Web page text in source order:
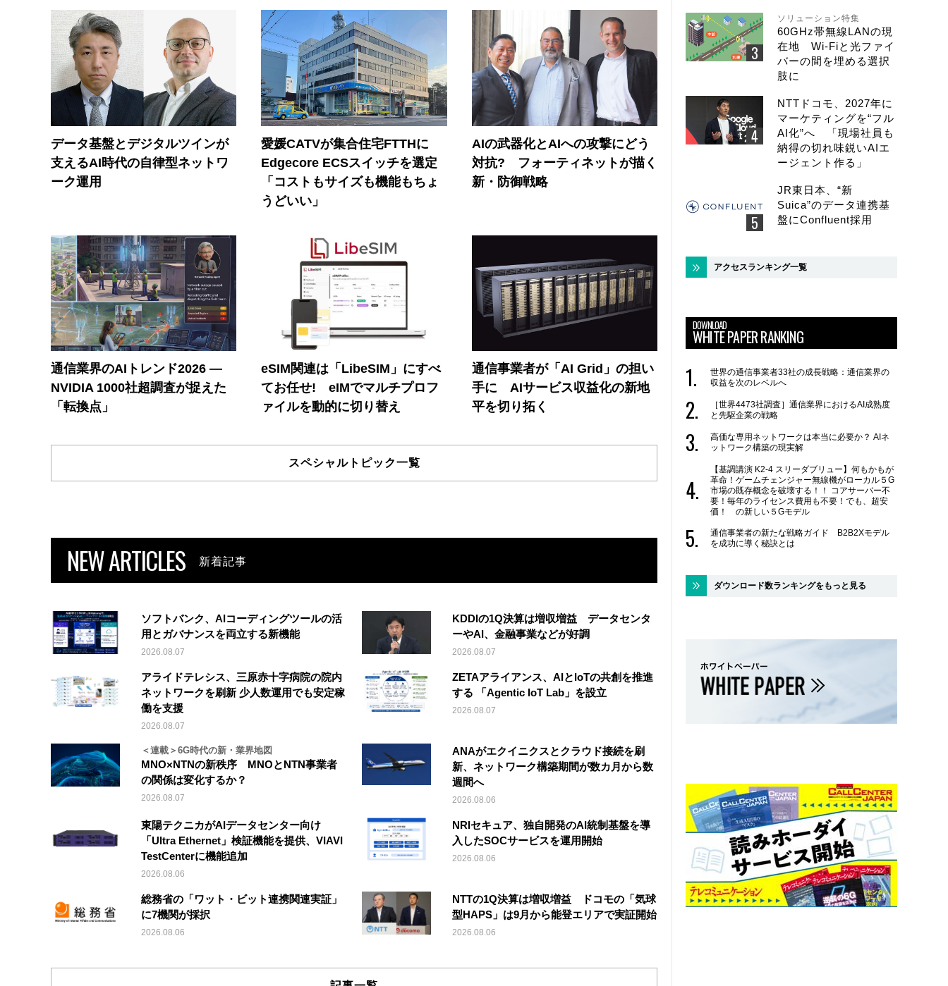
データ基盤とデジタルツインが
支えるAI時代の自律型ネットワ
ーク運用
愛媛CATVが集合住宅FTTHに
Edgecore ECSスイッチを選定
「コストもサイズも機能もちょ
うどいい」
AIの武器化とAIへの攻撃にどう
対抗? フォーティネットが描く
新・防御戦略
通信業界のAIトレンド2026 ―
NVIDIA 1000社超調査が捉えた
「転換点」
eSIM関連は「LibeSIM」にすべ
てお任せ! eIMでマルチプロフ
ァイルを動的に切り替え
通信事業者が「AI Grid」の担い
手に AIサービス収益化の新地
平を切り拓く
スペシャルトピック一覧
NEW ARTICLES 新着記事
ソフトバンク、AIコーディングツールの活
用とガバナンスを両立する新機能
2026.08.07
KDDIの1Q決算は増収増益 データセンタ
ーやAI、金融事業などが好調
2026.08.07
アライドテレシス、三原赤十字病院の院内
ネットワークを刷新 少人数運用でも安定稼
働を支援
2026.08.07
ZETAアライアンス、AIとIoTの共創を推進
する 「Agentic IoT Lab」を設立
2026.08.07
＜連載＞6G時代の新・業界地図
MNO×NTNの新秩序 MNOとNTN事業者
の関係は変化するか？
2026.08.07
ANAがエクイニクスとクラウド接続を刷
新、ネットワーク構築期間が数カ月から数
週間へ
2026.08.06
東陽テクニカがAIデータセンター向け
「Ultra Ethernet」検証機能を提供、VIAVI
TestCenterに機能追加
2026.08.06
NRIセキュア、独自開発のAI統制基盤を導
入したSOCサービスを運用開始
2026.08.06
総務省の「ワット・ビット連携関連実証」
に7機関が採択
2026.08.06
NTTの1Q決算は増収増益 ドコモの「気球
型HAPS」は9月から能登エリアで実証開始
2026.08.06
ソリューション特集
60GHz帯無線LANの現
在地 Wi-Fiと光ファイ
バーの間を埋める選択
肢に
NTTドコモ、2027年に
マーケティングを“フル
AI化”へ 「現場社員も
納得の切れ味鋭いAIエ
ージェント作る」
JR東日本、“新
Suica”のデータ連携基
盤にConfluent採用
アクセスランキング一覧
DOWNLOAD
WHITE PAPER RANKING
世界の通信事業者33社の成長戦略：通信業界の
収益を次のレベルへ
［世界4473社調査］通信業界におけるAI成熟度
と先駆企業の戦略
高価な専用ネットワークは本当に必要か？ AIネ
ットワーク構築の現実解
【基調講演 K2-4 スリーダブリュー】何もかもが
革命！ゲームチェンジャー無線機がローカル５G
市場の既存概念を破壊する！！ コアサーバー不
要！毎年のライセンス費用も不要！でも、超安
価！ の新しい５Gモデル
通信事業者の新たな戦略ガイド B2B2Xモデル
を成功に導く秘訣とは
ダウンロード数ランキングをもっと見る